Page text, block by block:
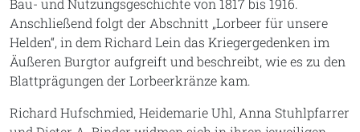
Bau- und Nutzungsgeschichte von 1817 bis 1916.
Anschließend folgt der Abschnitt „Lorbeer für unsere
Helden“, in dem Richard Lein das Kriegergedenken im
Äußeren Burgtor aufgreift und beschreibt, wie es zu den
Blattprägungen der Lorbeerkränze kam.
Richard Hufschmied, Heidemarie Uhl, Anna Stuhlpfarrer